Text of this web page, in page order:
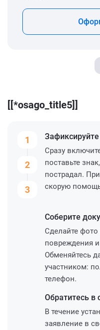
[[*osago_title5]]
1
2
3
Зафиксируйте
Сразу
поставьте
пострадал.
скорую
Соберите
Сделайте
повреждения
Обменяйтесь
участником:
телефон.
Обратитесь в
В течение
заявление в